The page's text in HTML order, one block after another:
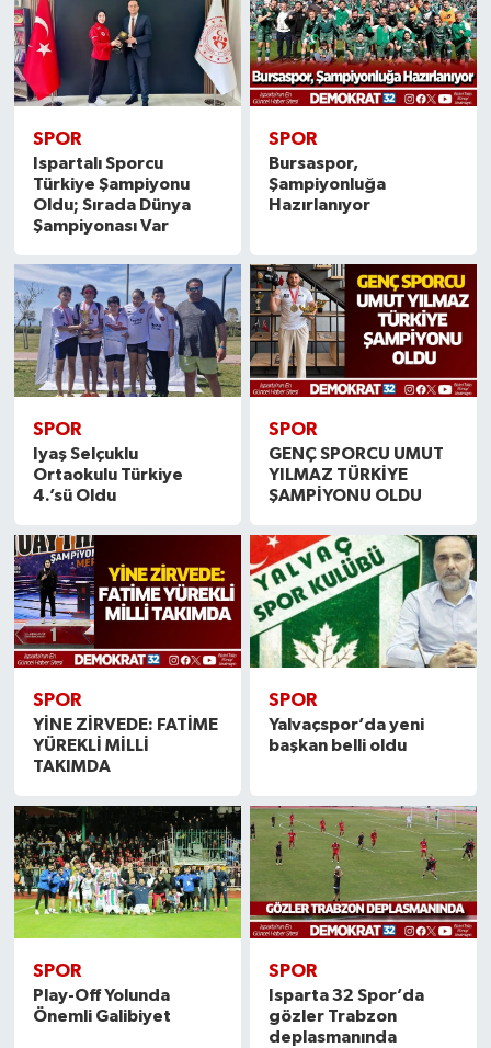
SPOR
Ispartalı Sporcu
Türkiye Şampiyonu
Oldu; Sırada Dünya
Şampiyonası Var
SPOR
Bursaspor,
Şampiyonluğa
Hazırlanıyor
SPOR
Iyaş Selçuklu
Ortaokulu Türkiye
4.’sü Oldu
SPOR
GENÇ SPORCU UMUT
YILMAZ TÜRKİYE
ŞAMPİYONU OLDU
SPOR
YİNE ZİRVEDE: FATİME
YÜREKLİ MİLLİ
TAKIMDA
SPOR
Yalvaçspor’da yeni
başkan belli oldu
SPOR
Play-Off Yolunda
Önemli Galibiyet
SPOR
Isparta 32 Spor’da
gözler Trabzon
deplasmanında